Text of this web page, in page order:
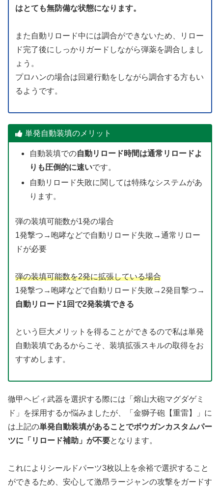
はとても無防備な状態になります。
また自動リロード中には調合ができないため、リロー
ド完了後にしっかりガードしながら弾薬を調合しまし
ょう。
プロハンの場合は回避行動をしながら調合する方もい
るようです。
単発自動装填のメリット
自動装填での自動リロード時間は通常リロードよ
りも圧倒的に速いです。
自動リロード失敗に関しては特殊なシステムがあ
ります。
弾の装填可能数が1発の場合
1発撃つ→咆哮などで自動リロード失敗→通常リロー
ドが必要
弾の装填可能数を2発に拡張している場合
1発撃つ→咆哮などで自動リロード失敗→2発目撃つ→
自動リロード1回で2発装填できる
という巨大メリットを得ることができるので私は単発
自動装填であるからこそ、装填拡張スキルの取得をお
すすめします。
徹甲ヘビィ武器を選択する際には「熔山大砲マグダゲミ
ド」を採用するか悩みましたが、「金獅子砲【重雷】」に
は上記の単発自動装填があることでボウガンカスタムパー
ツに「リロード補助」が不要となります。
これによりシールドパーツ3枚以上を余裕で選択すること
ができるため、安心して激昂ラージャンの攻撃をガードす